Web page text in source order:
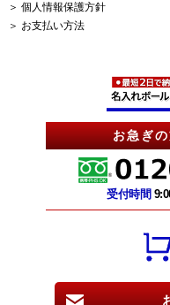
お急ぎ
受付時間
＞ 個人情報保護方針
＞ お支払い方法